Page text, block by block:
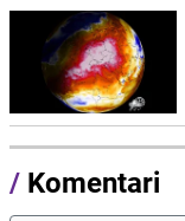
/ Komentari